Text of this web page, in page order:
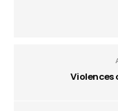
Violences